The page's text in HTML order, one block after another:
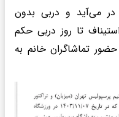
می‌آید و دربی بدون
تا روز دربی حکم
تماشاگران خانم به